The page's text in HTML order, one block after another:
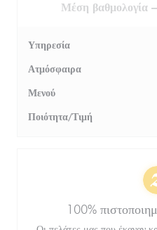
Μέση βαθμολογία
Υπηρεσία
Ατμόσφαιρα
Μενού
Ποιότητα/Τιμή
100%